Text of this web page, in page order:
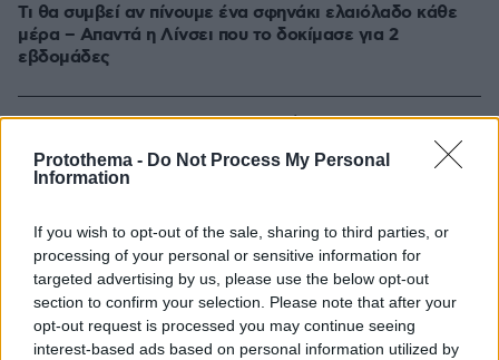
Protothema - Do Not Process My Personal
Information
If you wish to opt-out of the sale, sharing to third parties, or
processing of your personal or sensitive information for
targeted advertising by us, please use the below opt-out
section to confirm your selection. Please note that after your
opt-out request is processed you may continue seeing
interest-based ads based on personal information utilized by
Τι θα συμβεί αν πίνουμε ένα σφηνάκι ελαιόλαδο κάθε
μέρα – Απαντά η Λίνσει που το δοκίμασε για 2
εβδομάδες
ΔΕΙΤΕ ΟΛΕΣ ΤΙΣ ΕΙΔΗΣΕΙΣ
ΤΑ ΠΙΟ ΔΗΜΟΦΙΛΗ